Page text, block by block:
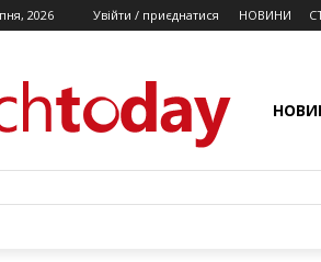
2026 Увійти / приєднатися НОВИНИ